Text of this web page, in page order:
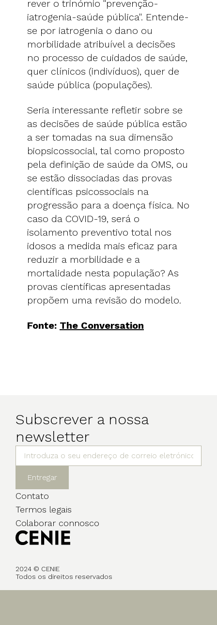
rever o trinómio "prevenção-
iatrogenia-saúde pública". Entende-
se por iatrogenia o dano ou
morbilidade atribuível a decisões
no processo de cuidados de saúde,
quer clínicos (indivíduos), quer de
saúde pública (populações).
Seria interessante refletir sobre se
as decisões de saúde pública estão
a ser tomadas na sua dimensão
biopsicossocial, tal como proposto
pela definição de saúde da OMS, ou
se estão dissociadas das provas
científicas psicossociais na
progressão para a doença física. No
caso da COVID-19, será o
isolamento preventivo total nos
idosos a medida mais eficaz para
reduzir a morbilidade e a
mortalidade nesta população? As
provas científicas apresentadas
propõem uma revisão do modelo.
Fonte: The Conversation
Subscrever a nossa
newsletter
Entregar
Contato
Termos legais
Colaborar connosco
2024 © CENIE
Todos os direitos reservados